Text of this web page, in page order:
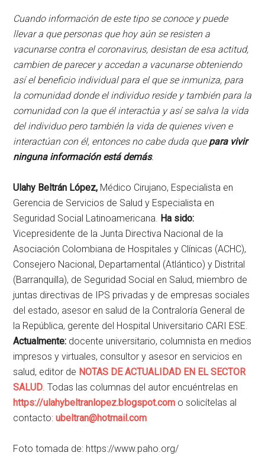
Cuando información de este tipo se conoce y puede
llevar a que personas que hoy aún se resisten a
vacunarse contra el coronavirus, desistan de esa actitud,
cambien de parecer y accedan a vacunarse obteniendo
así el beneficio individual para el que se inmuniza, para
la comunidad donde el individuo reside y también para la
comunidad con la que él interactúa y así se salva la vida
del individuo pero también la vida de quienes viven e
interactúan con él, entonces no cabe duda que para vivir
ninguna información está demás.
Ulahy Beltrán López, Médico Cirujano, Especialista en
Gerencia de Servicios de Salud y Especialista en
Seguridad Social Latinoamericana. Ha sido:
Vicepresidente de la Junta Directiva Nacional de la
Asociación Colombiana de Hospitales y Clínicas (ACHC),
Consejero Nacional, Departamental (Atlántico) y Distrital
(Barranquilla), de Seguridad Social en Salud, miembro de
juntas directivas de IPS privadas y de empresas sociales
del estado, asesor en salud de la Contraloría General de
la República, gerente del Hospital Universitario CARI ESE.
Actualmente: docente universitario, columnista en medios
impresos y virtuales, consultor y asesor en servicios en
salud, editor de NOTAS DE ACTUALIDAD EN EL SECTOR
SALUD . Todas las columnas del autor encuéntrelas en
https://ulahybeltranlopez.blogspot.com o solicítelas al
contacto:ubeltran@hotmail.com
Foto tomada de: https://www.paho.org/